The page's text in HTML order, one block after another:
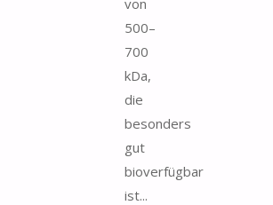
500–
700
kDa,
die
besonders
gut
bioverfügbar
ist...